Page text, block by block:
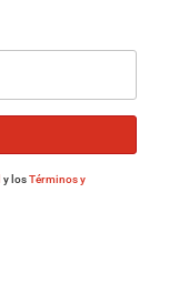
y losTérminos y